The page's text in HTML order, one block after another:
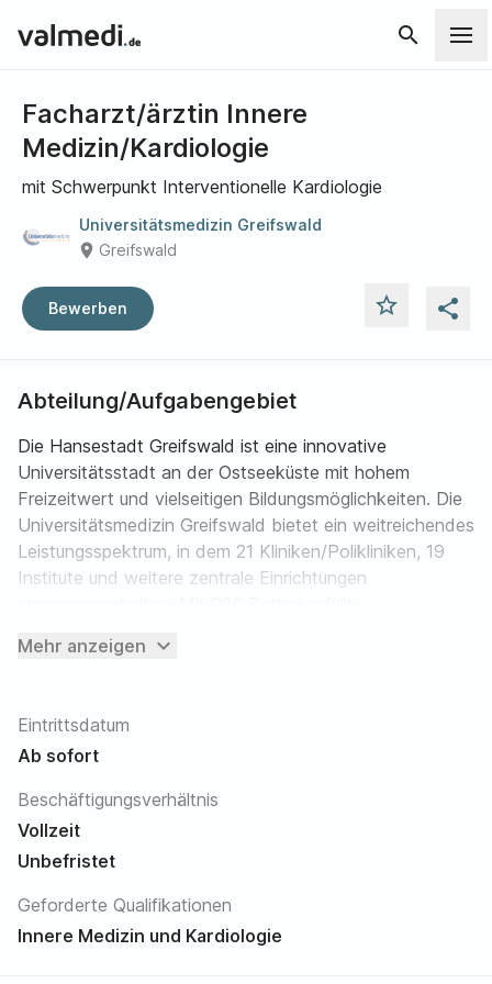
search
Facharzt/ärztin Innere
Medizin/Kardiologie
mit Schwerpunkt Interventionelle Kardiologie
Universitätsmedizin Greifswald
place Greifswald
Bewerben star_outline share
Abteilung/Aufgabengebiet
Die Hansestadt Greifswald ist eine innovative
Universitätsstadt an der Ostseeküste mit hohem
Freizeitwert und vielseitigen Bildungsmöglichkeiten. Die
Universitätsmedizin Greifswald bietet ein weitreichendes
Leistungsspektrum, in dem 21 Kliniken/Polikliniken, 19
Institute und weitere zentrale Einrichtungen
Maximalversorgers der Region.
Als der größte Arbeitgeber der Region Vorpommern
Aufgaben und Tätigkeiten in einem modernen
Arbeitsumfeld.
Wir suchen Sie!
In der Klinik und Poliklinik für Innere Medizin B
(Schwerpunkte: Kardiologie, Angiologie, Pneumologie/
Mehr anzeigen expand_more
Eintrittsdatum
Ab sofort
Beschäftigungsverhältnis
Vollzeit
Unbefristet
Geforderte Qualifikationen
Innere Medizin und Kardiologie